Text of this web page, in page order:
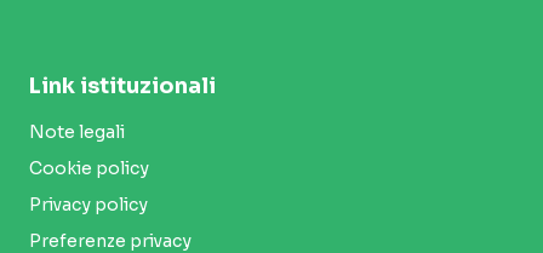
Link istituzionali
Note legali
Cookie policy
Privacy policy
Preferenze privacy